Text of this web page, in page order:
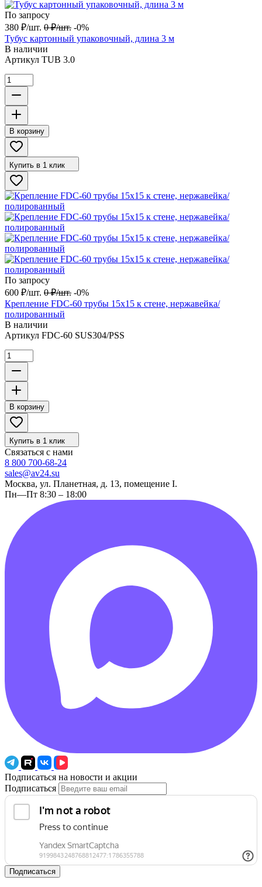
По запросу
380 ₽/шт. 0 ₽/шт. -0%
Тубус картонный упаковочный, длина 3 м
В наличии
Артикул TUB 3.0
В корзину
Купить в 1 клик
По запросу
600 ₽/шт. 0 ₽/шт. -0%
Крепление FDC-60 трубы 15х15 к стене, нержавейка/
полированный
В наличии
Артикул FDC-60 SUS304/PSS
В корзину
Купить в 1 клик
Связаться с нами
8 800 700-68-24
sales@av24.su
Москва, ул. Планетная, д. 13, помещение I.
Пн—Пт 8:30 – 18:00
Подписаться на новости и акции
Подписаться
Подписаться